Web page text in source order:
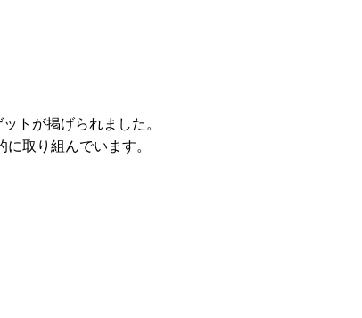
トが掲げられました。
取り組んでいます。